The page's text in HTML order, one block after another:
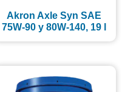
Akron Axle Syn SAE
75W-90 y 80W-140, 19 l